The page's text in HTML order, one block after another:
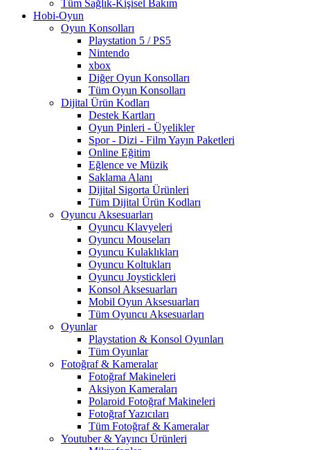
Tüm Sağlık-Kişisel Bakım
Hobi-Oyun
Oyun Konsolları
Playstation 5 / PS5
Nintendo
xbox
Diğer Oyun Konsolları
Tüm Oyun Konsolları
Dijital Ürün Kodları
Destek Kartları
Oyun Pinleri - Üyelikler
Spor - Dizi - Film Yayın Paketleri
Online Eğitim
Eğlence ve Müzik
Saklama Alanı
Dijital Sigorta Ürünleri
Tüm Dijital Ürün Kodları
Oyuncu Aksesuarları
Oyuncu Klavyeleri
Oyuncu Mouseları
Oyuncu Kulaklıkları
Oyuncu Koltukları
Oyuncu Joystickleri
Konsol Aksesuarları
Mobil Oyun Aksesuarları
Tüm Oyuncu Aksesuarları
Oyunlar
Playstation & Konsol Oyunları
Tüm Oyunlar
Fotoğraf & Kameralar
Fotoğraf Makineleri
Aksiyon Kameraları
Polaroid Fotoğraf Makineleri
Fotoğraf Yazıcıları
Tüm Fotoğraf & Kameralar
Youtuber & Yayıncı Ürünleri